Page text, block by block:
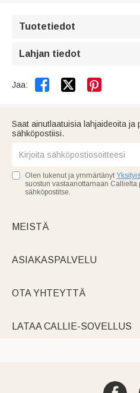
Tuotetiedot
Lahjan tiedot
Jaa:  
Saat ainutlaatuisia lahjaideoita ja
sähköpostiisi.
Olen lukenut ja ymmärtänyt
suostun vastaanottamaan
sähköpostitse.
MEISTÄ
ASIAKASPALVELU
OTA YHTEYTTÄ
LATAA CALLIE-SOVELLUS